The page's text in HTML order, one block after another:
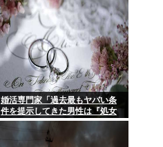
婚活専門家「過去最もヤバい条
件を提示してきた男性は『処女
信仰』」ケンモメン…